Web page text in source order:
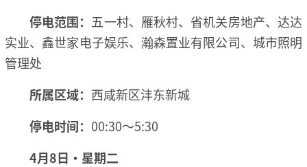
停电范围： 五一村、雁秋村、省机关房地产、达达
实业、鑫世家电子娱乐、瀚森置业有限公司、城市照明
管理处
所属区域： 西咸新区沣东新城
停电时间： 00:30～5:30
4月8日·星期二